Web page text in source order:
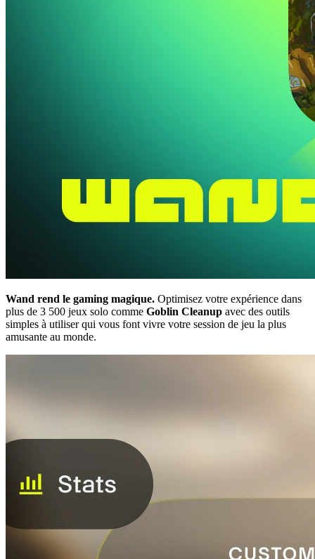
Wand rend le gaming magique. Optimisez votre expérience dans
plus de 3 500 jeux solo comme Goblin Cleanup avec des outils
simples à utiliser qui vous font vivre votre session de jeu la plus
amusante au monde.